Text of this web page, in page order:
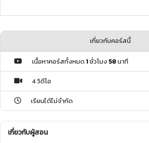
เกี่ยวกับคอร์สนี้
เนื้อหาคอร์สทั้งหมด1ชั่วโมง 58นาที
4 วิดีโอ
เรียนได้ไม่จำกัด
เกี่ยวกับผู้สอน